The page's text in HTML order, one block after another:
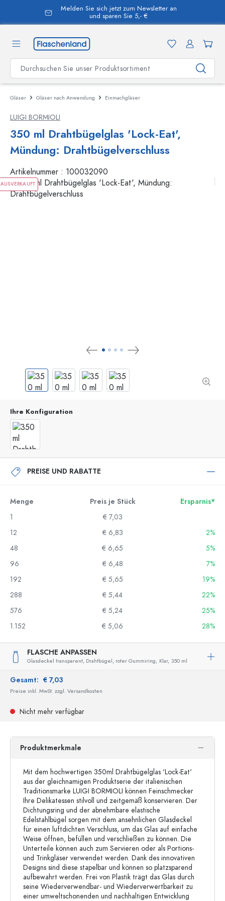
springen
Melden Sie sich jetzt zum Newsletter an
und sparen Sie 5,- €
Gläser Gläser nach Anwendung Einmachgläser
LUIGI BORMIOLI
350 ml Drahtbügelglas 'Lock-Eat',
Mündung: Drahtbügelverschluss
Artikelnummer : 100032090
AUSVERKAUFT
Ihre Konfiguration
PREISE UND RABATTE
Menge Preis je Stück
Ersparnis*
1
€ 7,03
12
€ 6,83
2%
48
€ 6,65
5%
96
€ 6,48
7%
192
€ 5,65
19%
288
€ 5,44
22%
576
€ 5,24
25%
1.152
€ 5,06 28%
FLASCHE ANPASSEN
Glasdeckel transparent, Drahtbügel, roter Gummiring, Klar, 350 ml
Gesamt: € 7,03
Preise inkl. MwSt. zzgl. Versandkosten
Nicht mehr verfügbar
Produktmerkmale
Mit dem hochwertigen 350ml Drahtbügelglas 'Lock-Eat'
aus der gleichnamigen Produktserie der italienischen
Traditionsmarke LUIGI BORMIOLI können Feinschmecker
Ihre Delikatessen stilvoll und zeitgemäß konservieren. Der
Dichtungsring und der abnehmbare elastische
Edelstahlbügel sorgen mit dem ansehnlichen Glasdeckel
für einen luftdichten Verschluss, um das Glas auf einfache
Weise öffnen, befüllen und verschließen zu können. Die
Unterteile können auch zum Servieren oder als Portions-
und Trinkgläser verwendet werden. Dank des innovativen
Designs sind diese stapelbar und können so platzsparend
aufbewahrt werden. Frei von Plastik trägt das Glas durch
seine Wiederverwendbar- und Wiederverwertbarkeit zu
einer umweltschonenden und nachhaltigen Entwicklung